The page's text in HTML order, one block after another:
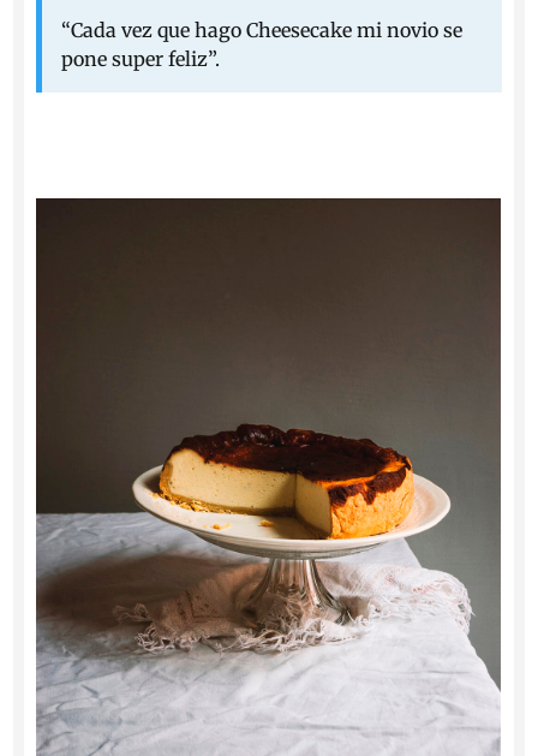
“Cada vez que hago Cheesecake mi novio se
pone super feliz”.